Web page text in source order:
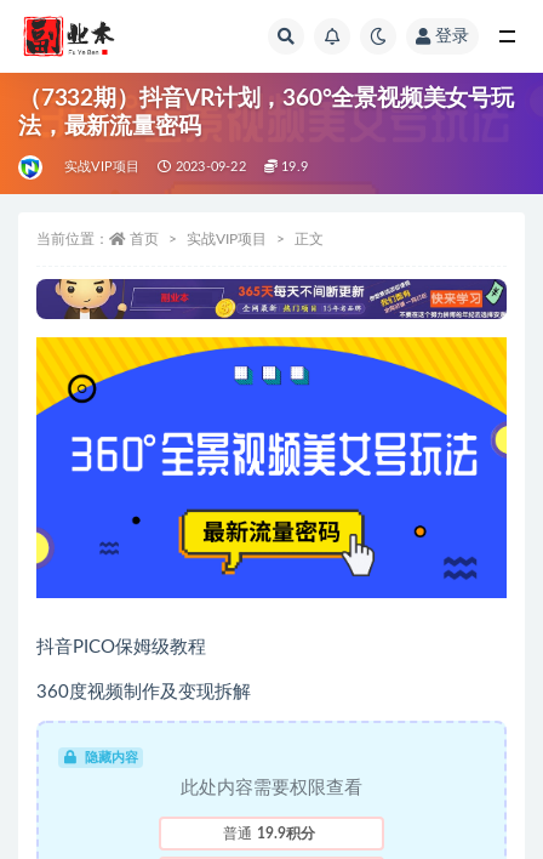
登录
（7332期）抖音VR计划，360°全景视频美女号玩
法，最新流量密码
实战VIP项目 2023-09-22 19.9
当前位置： 首页 实战VIP项目 正文
抖音PICO保姆级教程
360度视频制作及变现拆解
隐藏内容
此处内容需要权限查看
普通 19.9积分